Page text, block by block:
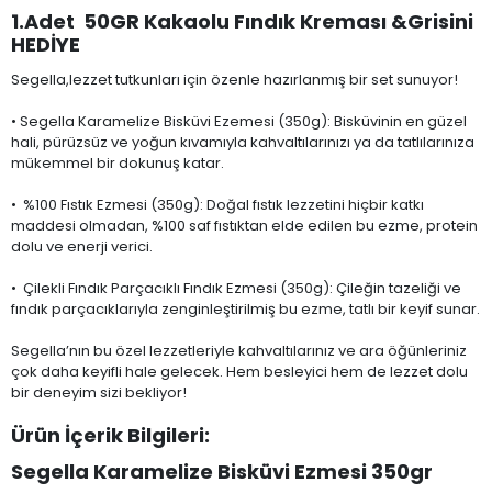
1.Adet 50GR Kakaolu Fındık Kreması &Grisini
HEDİYE
Segella,lezzet tutkunları için özenle hazırlanmış bir set sunuyor!
• Segella Karamelize Bisküvi Ezemesi (350g): Bisküvinin en güzel
hali, pürüzsüz ve yoğun kıvamıyla kahvaltılarınızı ya da tatlılarınıza
mükemmel bir dokunuş katar.
• %100 Fıstık Ezmesi (350g): Doğal fıstık lezzetini hiçbir katkı
maddesi olmadan, %100 saf fıstıktan elde edilen bu ezme, protein
dolu ve enerji verici.
• Çilekli Fındık Parçacıklı Fındık Ezmesi (350g): Çileğin tazeliği ve
fındık parçacıklarıyla zenginleştirilmiş bu ezme, tatlı bir keyif sunar.
Segella’nın bu özel lezzetleriyle kahvaltılarınız ve ara öğünleriniz
çok daha keyifli hale gelecek. Hem besleyici hem de lezzet dolu
bir deneyim sizi bekliyor!
Ürün İçerik Bilgileri:
Segella Karamelize Bisküvi Ezmesi 350gr